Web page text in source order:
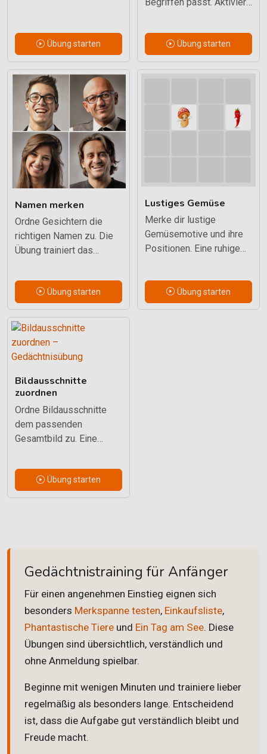
und Abrufen.
Übung starten
Begriffen passt. Aktiviert
Sprachwissen und
flexible Assoziationen.
Übung starten
Namen merken
Ordne Gesichtern die
richtigen Namen zu. Die
Übung trainiert das
Abrufen von
Informationen.Übung starten
Lustiges Gemüse
Merke dir lustige
Gemüsemotive und ihre
Positionen. Eine ruhige
Übung starten
Bildausschnitte
zuordnen
Ordne Bildausschnitte
dem passenden
Gesamtbild zu. Eine
Wiedererkennen und
räumliches Gedächtnis.
Übung starten
Gedächtnistraining für Anfänger
Für einen angenehmen Einstieg eignen sich
besonders Merkspanne testen, Einkaufsliste,
Phantastische Tiere und Ein Tag am See. Diese
Übungen sind übersichtlich, verständlich und
ohne Anmeldung spielbar.
Beginne mit wenigen Minuten und trainiere lieber
regelmäßig als besonders lange. Entscheidend
ist, dass die Aufgabe gut verständlich bleibt und
Freude macht.